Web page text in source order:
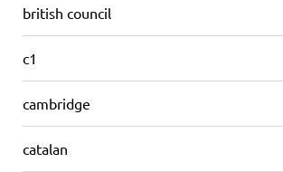
british council
c1
cambridge
catalan